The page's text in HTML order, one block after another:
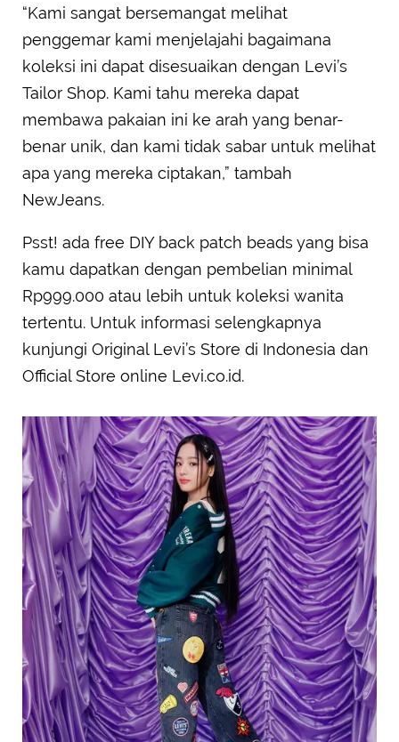
“Kami sangat bersemangat melihat
penggemar kami menjelajahi bagaimana
koleksi ini dapat disesuaikan dengan Levi’s
Tailor Shop. Kami tahu mereka dapat
membawa pakaian ini ke arah yang benar-
benar unik, dan kami tidak sabar untuk melihat
apa yang mereka ciptakan,” tambah
NewJeans.
Psst! ada free DIY back patch beads yang bisa
kamu dapatkan dengan pembelian minimal
Rp999.000 atau lebih untuk koleksi wanita
tertentu. Untuk informasi selengkapnya
kunjungi Original Levi’s Store di Indonesia dan
Official Store online Levi.co.id.